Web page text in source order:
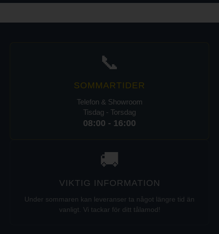
📞
SOMMARTIDER
Telefon & Showroom
Tisdag - Torsdag
08:00 - 16:00
🚚
VIKTIG INFORMATION
Under sommaren kan leveranser ta något längre tid än
vanligt. Vi tackar för ditt tålamod!